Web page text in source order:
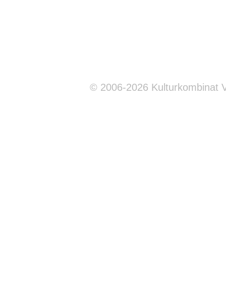
© 2006-2026